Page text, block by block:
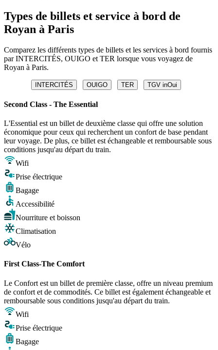
Types de billets et service à bord de
Royan à Paris
Comparez les différents types de billets et les services à bord fournis
par INTERCITÉS, OUIGO et TER lorsque vous voyagez de
Royan à Paris.
INTERCITÉS OUIGO TER TGV inOui
Second Class - The Essential
L'Essential est un billet de deuxième classe qui offre une solution
économique pour ceux qui recherchent un confort de base pendant
leur voyage. De plus, ce billet est échangeable et remboursable sous
conditions jusqu'au départ du train.
Wifi
Prise électrique
Bagage
Accessibilité
Nourriture et boisson
Climatisation
Vélo
First Class-The Comfort
Le Confort est un billet de première classe, offre un niveau premium
de confort et de commodités. Ce billet est également échangeable et
remboursable sous conditions jusqu'au départ du train.
Wifi
Prise électrique
Bagage